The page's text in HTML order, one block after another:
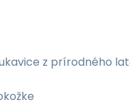
z prírodného